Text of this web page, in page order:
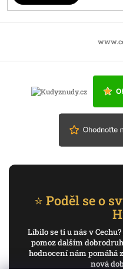
⭐ Poděl se o
Líbilo se ti u nás v
pomoz dalším
hodnocení nám pomáhá
nová